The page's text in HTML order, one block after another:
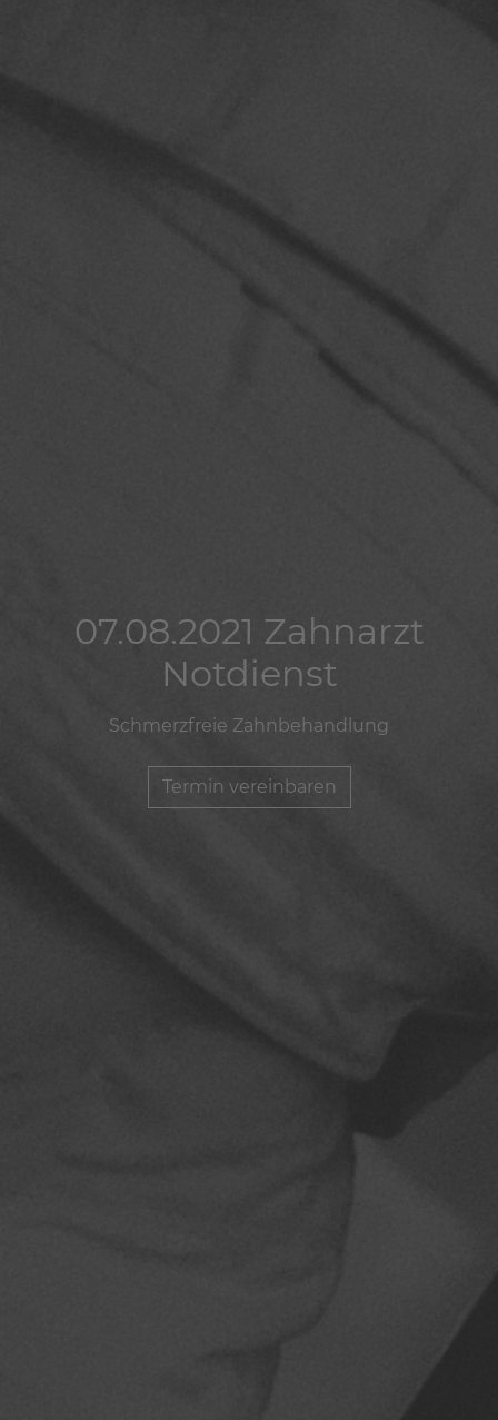
07.08.2021 Zahnarzt
Notdienst
Schmerzfreie Zahnbehandlung
Termin vereinbaren
07.08.2021 Zahnarzt
Notdienst
Schmerzfreie Zahnbehandlung
Termin vereinbaren
07.08.2021 Zahnarzt
Notdienst
Schmerzfreie Zahnbehandlung
Termin vereinbaren